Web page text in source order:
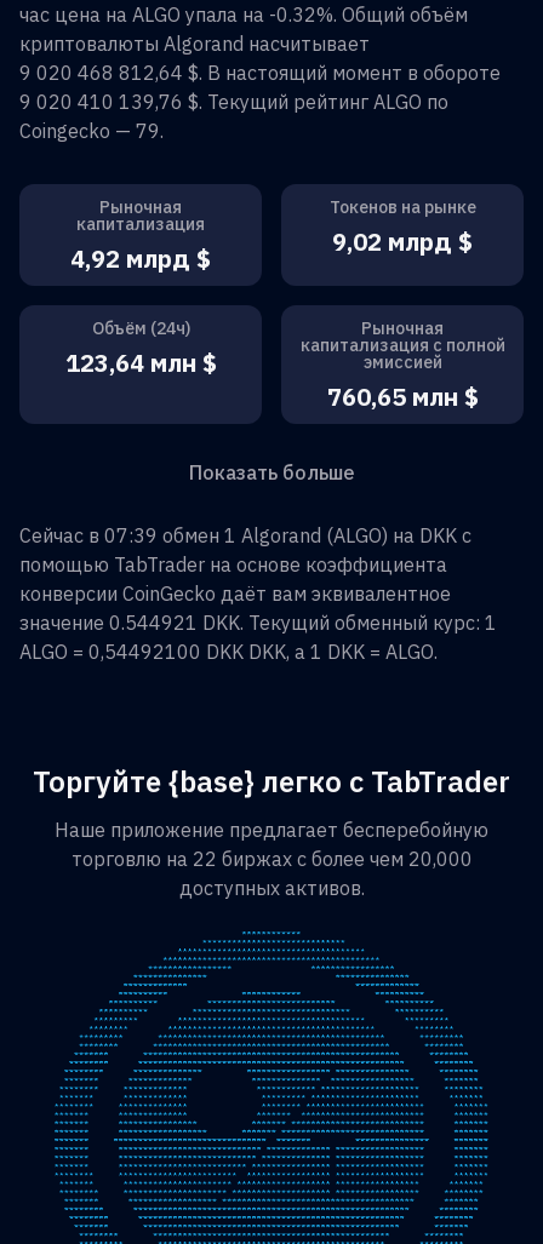
час цена на ALGO упала на -0.32%. Общий объём
криптовалюты Algorand насчитывает
9 020 468 812,64 $. В настоящий момент в обороте
9 020 410 139,76 $. Текущий рейтинг ALGO по
Coingecko — 79.
Рыночная
капитализация
4,92 млрд $
Токенов на рынке
9,02 млрд $
Объём (24ч)
123,64 млн $
Рыночная
капитализация с полной
эмиссией
760,65 млн $
Показать больше
Сейчас в 07:39 обмен 1 Algorand (ALGO) на DKK с
помощью TabTrader на основе коэффициента
конверсии CoinGecko даёт вам эквивалентное
значение 0.544921 DKK. Текущий обменный курс: 1
ALGO = 0,54492100 DKK DKK, а 1 DKK = ALGO.
Торгуйте {base} легко с TabTrader
Наше приложение предлагает бесперебойную
торговлю на 22 биржах с более чем 20,000
доступных активов.